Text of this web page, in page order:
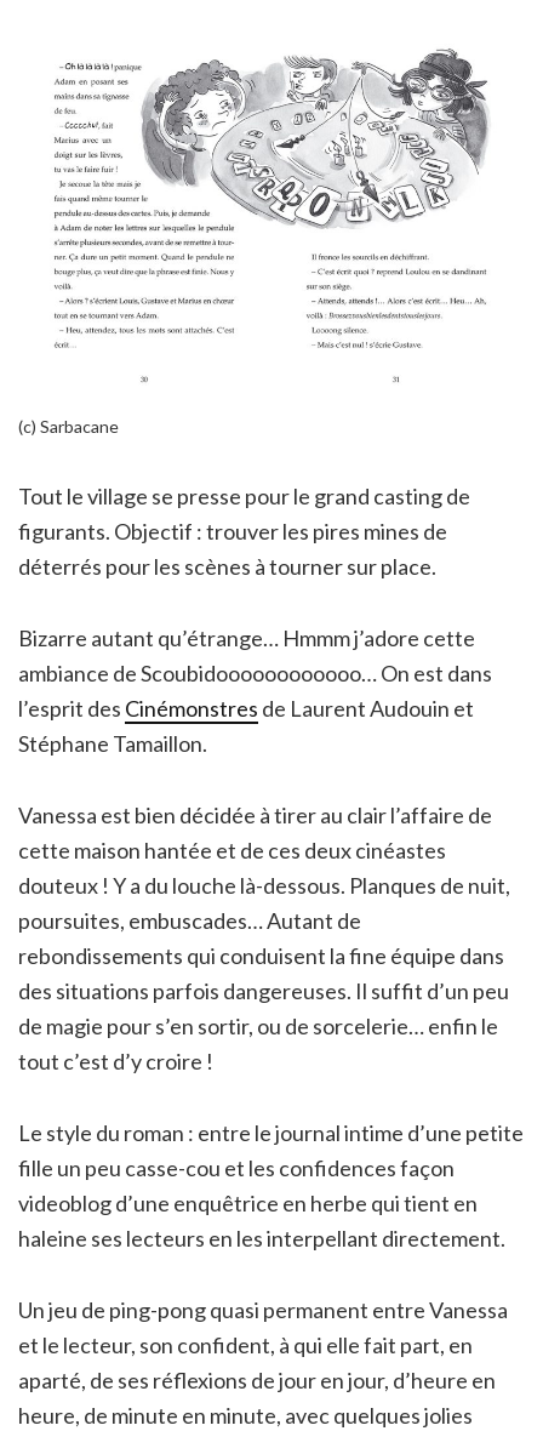
(c) Sarbacane
Tout le village se presse pour le grand casting de
figurants. Objectif : trouver les pires mines de
déterrés pour les scènes à tourner sur place.
Bizarre autant qu’étrange… Hmmm j’adore cette
ambiance de Scoubidoooooooooooo… On est dans
l’esprit des Cinémonstres de Laurent Audouin et
Stéphane Tamaillon.
Vanessa est bien décidée à tirer au clair l’affaire de
cette maison hantée et de ces deux cinéastes
douteux ! Y a du louche là-dessous. Planques de nuit,
poursuites, embuscades… Autant de
rebondissements qui conduisent la fine équipe dans
des situations parfois dangereuses. Il suffit d’un peu
de magie pour s’en sortir, ou de sorcelerie… enfin le
tout c’est d’y croire !
Le style du roman : entre le journal intime d’une petite
fille un peu casse-cou et les confidences façon
videoblog d’une enquêtrice en herbe qui tient en
haleine ses lecteurs en les interpellant directement.
Un jeu de ping-pong quasi permanent entre Vanessa
et le lecteur, son confident, à qui elle fait part, en
aparté, de ses réflexions de jour en jour, d’heure en
heure, de minute en minute, avec quelques jolies